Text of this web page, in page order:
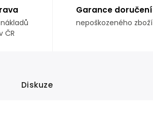
ČR
Garance doručení
nepoškozeného zboží
Diskuze